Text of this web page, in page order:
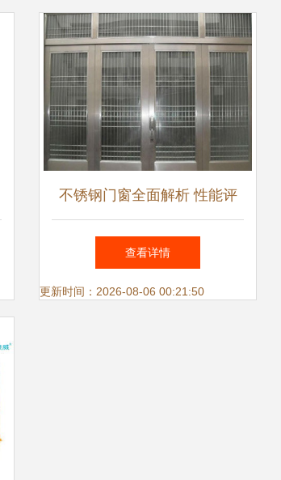
不锈钢门窗全面解析 性能评
估与保养指南
查看详情
更新时间：2026-08-06 00:21:50